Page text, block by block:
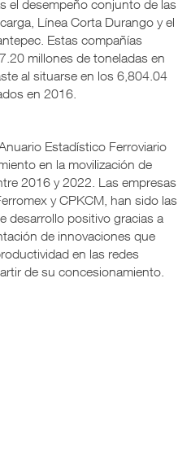
el desempeño conjunto de las
Línea Corta Durango y el
Estas compañías
millones de toneladas en
al situarse en los 6,804.04
en 2016.
Estadístico Ferroviario
en la movilización de
2016 y 2022. Las empresas
y CPKCM, han sido las
desarrollo positivo gracias a
de innovaciones que
en las redes
de su concesionamiento.